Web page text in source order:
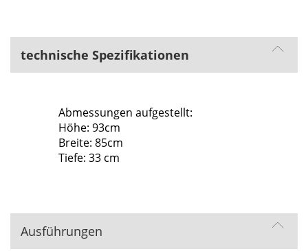
technische Spezifikationen
Abmessungen aufgestellt:
Höhe: 93cm
Breite: 85cm
Tiefe: 33 cm
Ausführungen